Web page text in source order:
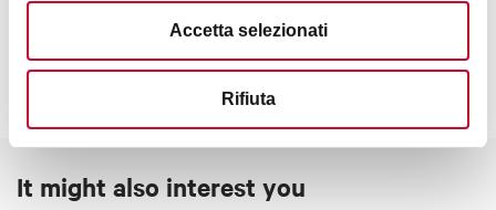
Accetta selezionati
Rifiuta
It might also interest you